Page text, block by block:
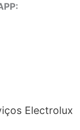
Electrolux